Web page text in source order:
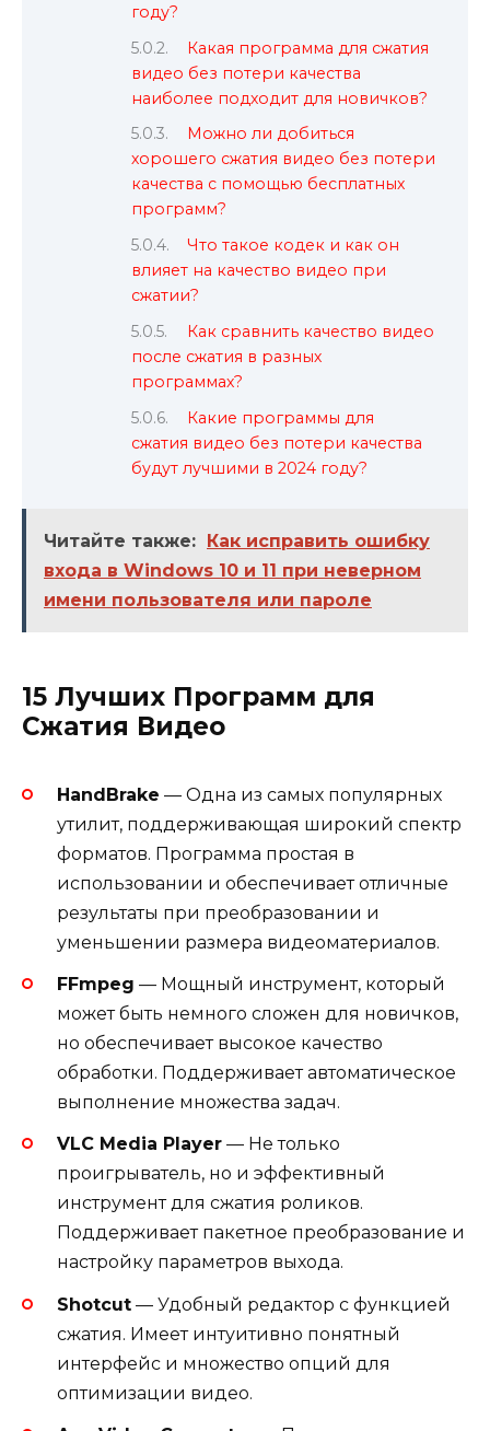
году?
Какая программа для сжатия
видео без потери качества
наиболее подходит для новичков?
Можно ли добиться
хорошего сжатия видео без потери
качества с помощью бесплатных
программ?
Что такое кодек и как он
влияет на качество видео при
сжатии?
Как сравнить качество видео
после сжатия в разных
программах?
Какие программы для
сжатия видео без потери качества
будут лучшими в 2024 году?
Читайте также: Как исправить ошибку
входа в Windows 10 и 11 при неверном
имени пользователя или пароле
15 Лучших Программ для
Сжатия Видео
HandBrake — Одна из самых популярных
утилит, поддерживающая широкий спектр
форматов. Программа простая в
использовании и обеспечивает отличные
результаты при преобразовании и
уменьшении размера видеоматериалов.
FFmpeg — Мощный инструмент, который
может быть немного сложен для новичков,
но обеспечивает высокое качество
обработки. Поддерживает автоматическое
выполнение множества задач.
VLC Media Player — Не только
проигрыватель, но и эффективный
инструмент для сжатия роликов.
Поддерживает пакетное преобразование и
настройку параметров выхода.
Shotcut — Удобный редактор с функцией
сжатия. Имеет интуитивно понятный
интерфейс и множество опций для
оптимизации видео.